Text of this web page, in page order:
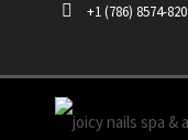
+1 (786) 8574-820